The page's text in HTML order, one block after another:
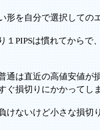
形を自分で選択しての
１PIPSは慣れてから
通は直近の高値安値が
ぐ損切りにかかってし
けないけど小さな損切